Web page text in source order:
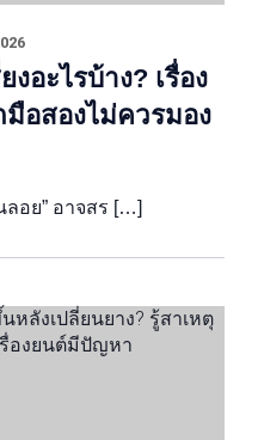
อะไรบ้าง? เรื่อง
อสองไม่ควรมอง
อย” อาจสร […]